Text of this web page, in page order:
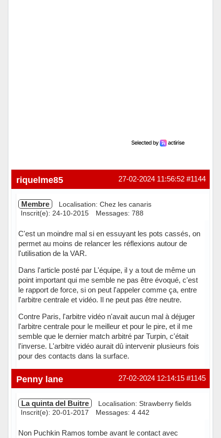
#1144
27-02-2024 11:56:52
riquelme85
Membre
Localisation: Chez les canaris
Inscrit(e): 24-10-2015
Messages: 788
C'est un moindre mal si en essuyant les pots cassés, on
permet au moins de relancer les réflexions autour de
l'utilisation de la VAR.
Dans l'article posté par L'équipe, il y a tout de même un
point important qui me semble ne pas être évoqué, c'est
le rapport de force, si on peut l'appeler comme ça, entre
l'arbitre centrale et vidéo. Il ne peut pas être neutre.
Contre Paris, l'arbitre vidéo n'avait aucun mal à déjuger
l'arbitre centrale pour le meilleur et pour le pire, et il me
semble que le dernier match arbitré par Turpin, c'était
l'inverse. L'arbitre vidéo aurait dû intervenir plusieurs fois
pour des contacts dans la surface.
Hors ligne #1145
27-02-2024 12:14:15
Penny lane
La quinta del Buitre
Localisation: Strawberry fields
Inscrit(e): 20-01-2017
Messages: 4 442
Non Puchkin Ramos tombe avant le contact avec